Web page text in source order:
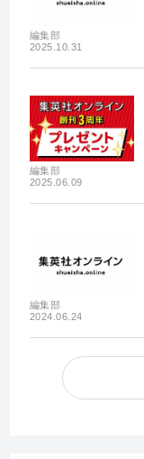
編集部
2025.10.31
編集部
2025.06.09
編集部
2024.06.24